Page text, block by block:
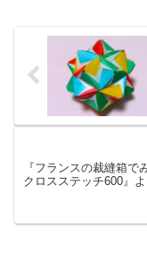
『フランスの裁縫箱で
クロスステッチ600』